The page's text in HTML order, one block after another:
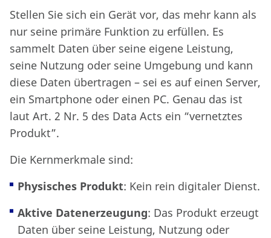
Stellen Sie sich ein Gerät vor, das mehr kann als
nur seine primäre Funktion zu erfüllen. Es
sammelt Daten über seine eigene Leistung,
seine Nutzung oder seine Umgebung und kann
diese Daten übertragen – sei es auf einen Server,
ein Smartphone oder einen PC. Genau das ist
laut Art. 2 Nr. 5 des Data Acts ein “vernetztes
Produkt”.
Die Kernmerkmale sind:
Physisches Produkt: Kein rein digitaler Dienst.
Aktive Datenerzeugung: Das Produkt erzeugt
Daten über seine Leistung, Nutzung oder